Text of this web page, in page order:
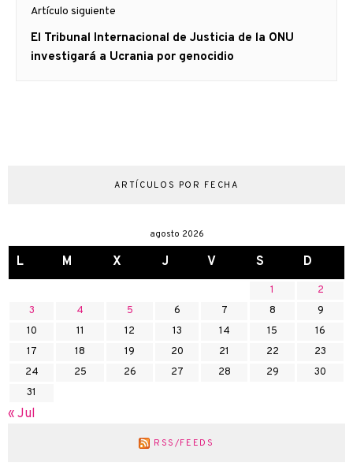
Artículo siguiente
Artículo
siguiente:
El Tribunal Internacional de Justicia de la ONU
investigará a Ucrania por genocidio
ARTÍCULOS POR FECHA
agosto 2026
L M X J V S D
1
2
3
4 5 6 7 8
9
10
11 12 13 14 15
16
17
18 19 20 21 22
23
24
25 26 27 28 29
30
31
« Jul
RSS/FEEDS